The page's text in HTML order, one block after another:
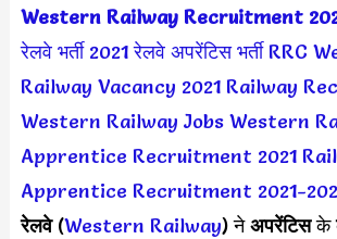
Western Railway Recruitment
रेलवे भर्ती 2021 रेलवे अपरेंटिस भर्ती RRC
Railway Vacancy 2021 Railway
Western Railway Jobs Western
Apprentice Recruitment 2021
Apprentice Recruitment 2021-
रेलवे(Western Railway) नेअपरेंटिसके